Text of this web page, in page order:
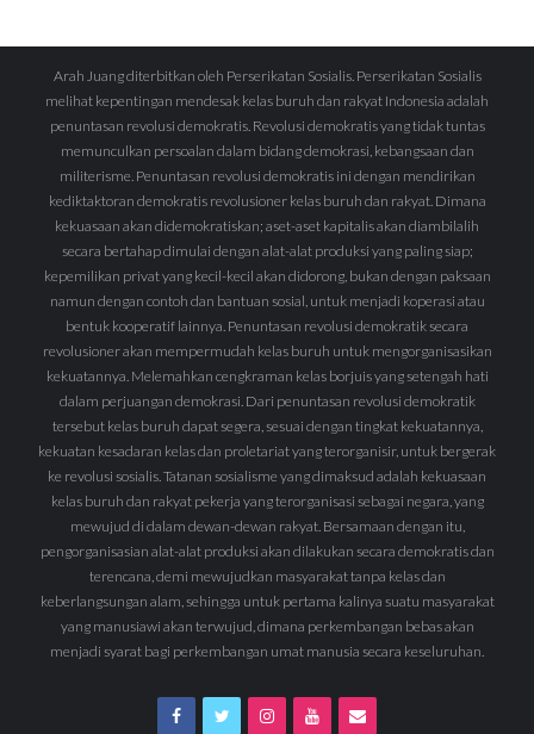
Arah Juang diterbitkan oleh Perserikatan Sosialis. Perserikatan Sosialis
melihat kepentingan mendesak kelas buruh dan rakyat Indonesia adalah
penuntasan revolusi demokratis. Revolusi demokratis yang tidak tuntas
memunculkan persoalan dalam bidang demokrasi, kebangsaan dan
militerisme. Penuntasan revolusi demokratis ini dengan mendirikan
kediktaktoran demokratis revolusioner kelas buruh dan rakyat. Dimana
kekuasaan akan didemokratiskan; aset-aset kapitalis akan diambilalih
secara bertahap dimulai dengan alat-alat produksi yang paling siap;
kepemilikan privat yang kecil-kecil akan didorong, bukan dengan paksaan
namun dengan contoh dan bantuan sosial, untuk menjadi koperasi atau
bentuk kooperatif lainnya. Penuntasan revolusi demokratik secara
revolusioner akan mempermudah kelas buruh untuk mengorganisasikan
kekuatannya. Melemahkan cengkraman kelas borjuis yang setengah hati
dalam perjuangan demokrasi. Dari penuntasan revolusi demokratik
tersebut kelas buruh dapat segera, sesuai dengan tingkat kekuatannya,
kekuatan kesadaran kelas dan proletariat yang terorganisir, untuk bergerak
ke revolusi sosialis. Tatanan sosialisme yang dimaksud adalah kekuasaan
kelas buruh dan rakyat pekerja yang terorganisasi sebagai negara, yang
mewujud di dalam dewan-dewan rakyat. Bersamaan dengan itu,
pengorganisasian alat-alat produksi akan dilakukan secara demokratis dan
terencana, demi mewujudkan masyarakat tanpa kelas dan
keberlangsungan alam, sehingga untuk pertama kalinya suatu masyarakat
yang manusiawi akan terwujud, dimana perkembangan bebas akan
menjadi syarat bagi perkembangan umat manusia secara keseluruhan.